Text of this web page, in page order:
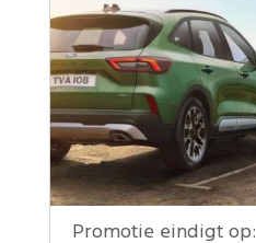
Promotie eindigt op: